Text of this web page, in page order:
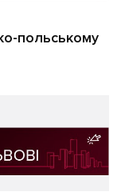
польському